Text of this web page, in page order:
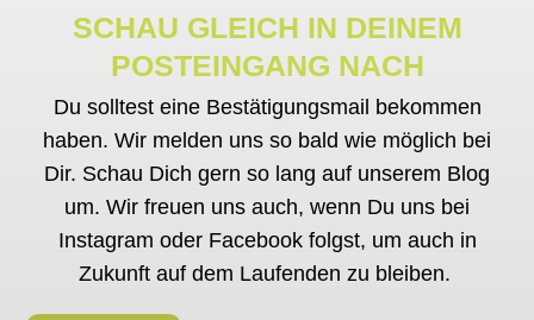
SCHAU GLEICH IN DEINEM
POSTEINGANG NACH
Du solltest eine Bestätigungsmail bekommen
haben. Wir melden uns so bald wie möglich bei
Dir. Schau Dich gern so lang auf unserem Blog
um. Wir freuen uns auch, wenn Du uns bei
Instagram oder Facebook folgst, um auch in
Zukunft auf dem Laufenden zu bleiben.